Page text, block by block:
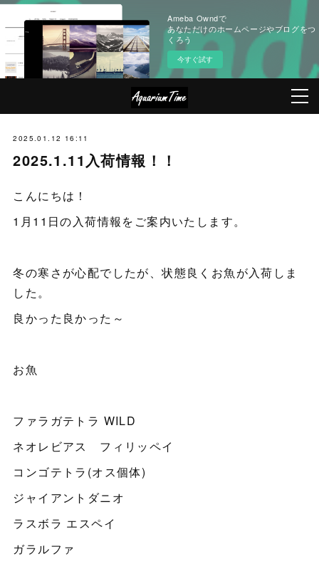
Ameba Owndで
あなただけのホームページやブログをつ
くろう
今すぐ試す
2025.01.12 16:11
2025.1.11入荷情報！！
こんにちは！
1月11日の入荷情報をご案内いたします。
冬の寒さが心配でしたが、状態良くお魚が入荷しま
した。
良かった良かった～
お魚
ファラガテトラ WILD
ネオレビアス フィリッペイ
コンゴテトラ(オス個体)
ジャイアントダニオ
ラスボラ エスペイ
ガラルファ